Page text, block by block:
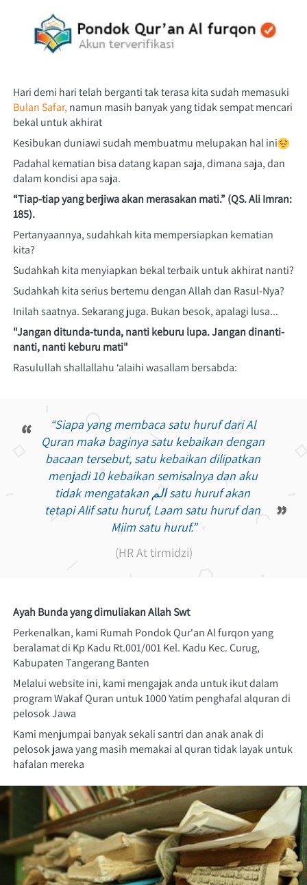
Bulan Safar, namun masih banyak yang tidak sempat mencari
bekal untuk akhirat
Kesibukan duniawi sudah membuatmu melupakan hal ini
Padahal kematian bisa datang kapan saja, dimana saja, dan
dalam kondisi apa saja.
“Tiap-tiap yang berjiwa akan merasakan mati.” (QS. Ali Imran:
185).
Pertanyaannya, sudahkah kita mempersiapkan kematian
kita?
Sudahkah kita menyiapkan bekal terbaik untuk akhirat nanti?
Sudahkah kita serius bertemu dengan Allah dan Rasul-Nya?
Inilah saatnya. Sekarang juga. Bukan besok, apalagi lusa...
"Jangan ditunda-tunda, nanti keburu lupa. Jangan dinanti-
nanti, nanti keburu mati"
Rasulullah shallallahu ‘alaihi wasallam bersabda:
“
“Siapa yang membaca satu huruf dari Al
Quran maka baginya satu kebaikan dengan
bacaan tersebut, satu kebaikan dilipatkan
menjadi 10 kebaikan semisalnya dan aku
tidak mengatakan الم satu huruf akan
tetapi Alif satu huruf, Laam satu huruf dan
Miim satu huruf.”
”
(HR At tirmidzi)
Ayah Bunda yang dimuliakan Allah Swt
Perkenalkan, kami Rumah Pondok Qur'an Al furqon yang
beralamat di Kp Kadu Rt.001/001 Kel. Kadu Kec. Curug,
Kabupaten Tangerang Banten
Melalui website ini, kami mengajak anda untuk ikut dalam
program Wakaf Quran untuk 1000 Yatim penghafal alquran di
pelosok Jawa
Kami menjumpai banyak sekali santri dan anak anak di
pelosok jawa yang masih memakai al quran tidak layak untuk
hafalan mereka